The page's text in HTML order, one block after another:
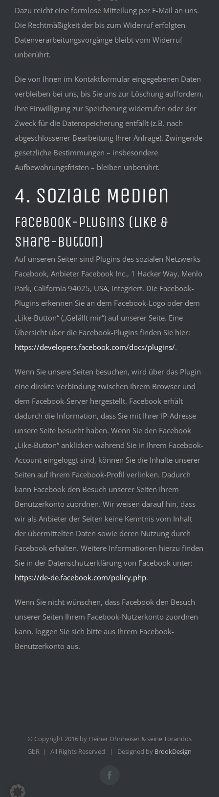
Dazu reicht eine formlose Mitteilung per E-Mail an uns.
Die Rechtmäßigkeit der bis zum Widerruf erfolgten
Datenverarbeitungsvorgänge bleibt vom Widerruf
unberührt.
Die von Ihnen im Kontaktformular eingegebenen Daten
verbleiben bei uns, bis Sie uns zur Löschung auffordern,
Ihre Einwilligung zur Speicherung widerrufen oder der
Zweck für die Datenspeicherung entfällt (z.B. nach
abgeschlossener Bearbeitung Ihrer Anfrage). Zwingende
gesetzliche Bestimmungen – insbesondere
Aufbewahrungsfristen – bleiben unberührt.
4. Soziale Medien
Facebook-Plugins (Like &
Share-Button)
Auf unseren Seiten sind Plugins des sozialen Netzwerks
Facebook, Anbieter Facebook Inc., 1 Hacker Way, Menlo
Park, California 94025, USA, integriert. Die Facebook-
Plugins erkennen Sie an dem Facebook-Logo oder dem
„Like-Button“ („Gefällt mir“) auf unserer Seite. Eine
Übersicht über die Facebook-Plugins finden Sie hier:
https://developers.facebook.com/docs/plugins/.
Wenn Sie unsere Seiten besuchen, wird über das Plugin
eine direkte Verbindung zwischen Ihrem Browser und
dem Facebook-Server hergestellt. Facebook erhält
dadurch die Information, dass Sie mit Ihrer IP-Adresse
unsere Seite besucht haben. Wenn Sie den Facebook
„Like-Button“ anklicken während Sie in Ihrem Facebook-
Account eingeloggt sind, können Sie die Inhalte unserer
Seiten auf Ihrem Facebook-Profil verlinken. Dadurch
kann Facebook den Besuch unserer Seiten Ihrem
Benutzerkonto zuordnen. Wir weisen darauf hin, dass
wir als Anbieter der Seiten keine Kenntnis vom Inhalt
der übermittelten Daten sowie deren Nutzung durch
Facebook erhalten. Weitere Informationen hierzu finden
Sie in der Datenschutzerklärung von Facebook unter:
https://de-de.facebook.com/policy.php.
Wenn Sie nicht wünschen, dass Facebook den Besuch
unserer Seiten Ihrem Facebook-Nutzerkonto zuordnen
kann, loggen Sie sich bitte aus Ihrem Facebook-
Benutzerkonto aus.
© Copyright 2016 by Heiner Ohnheiser & seine Torandos
GbR | All Rights Reserved | Designed by BrookDesign
Facebook